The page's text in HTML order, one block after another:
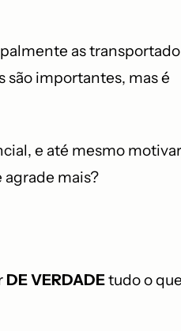
as
são importantes, mas é
e até mesmo
agrade mais?
DE VERDADEtudo o